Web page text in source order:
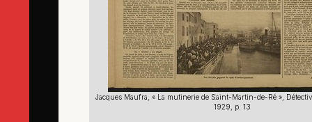
Jacques Maufra, « La mutinerie de Saint-Martin-de-Ré »,
1929, p. 13